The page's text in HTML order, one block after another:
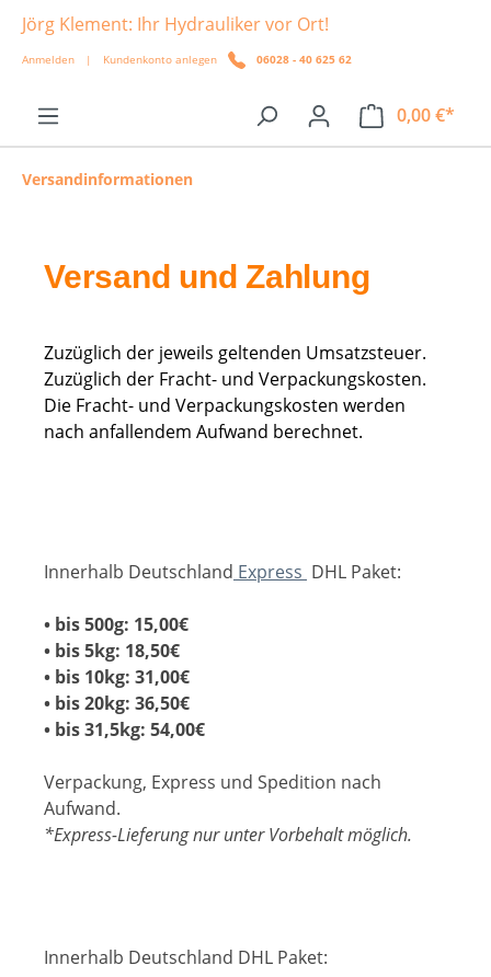
springen
Jörg Klement: Ihr Hydrauliker vor Ort!
Anmelden | Kundenkonto anlegen 06028 - 40 625 62
0,00 €*
Versandinformationen
Versand und Zahlung
Zuzüglich der jeweils geltenden Umsatzsteuer.
Zuzüglich der Fracht- und Verpackungskosten.
Die Fracht- und Verpackungskosten werden
nach anfallendem Aufwand berechnet.
Innerhalb Deutschland DHL Paket:
Innerhalb Deutschland Express DHL Paket:
• bis 500g: 15,00€
• bis 5kg: 18,50€
• bis 10kg: 31,00€
• bis 20kg: 36,50€
• bis 31,5kg: 54,00€
Verpackung, Express und Spedition nach
Aufwand.
*Express-Lieferung nur unter Vorbehalt möglich.